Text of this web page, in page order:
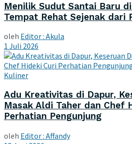
Menilik Sudut Santai Baru
Tempat Rehat Sejenak dari
oleh Editor : Akula
1 Juli 2026
Kuliner
Adu Kreativitas di Dapur,
Masak Aldi Taher dan Chef
Perhatian Pengunjung
oleh Editor : Affandy